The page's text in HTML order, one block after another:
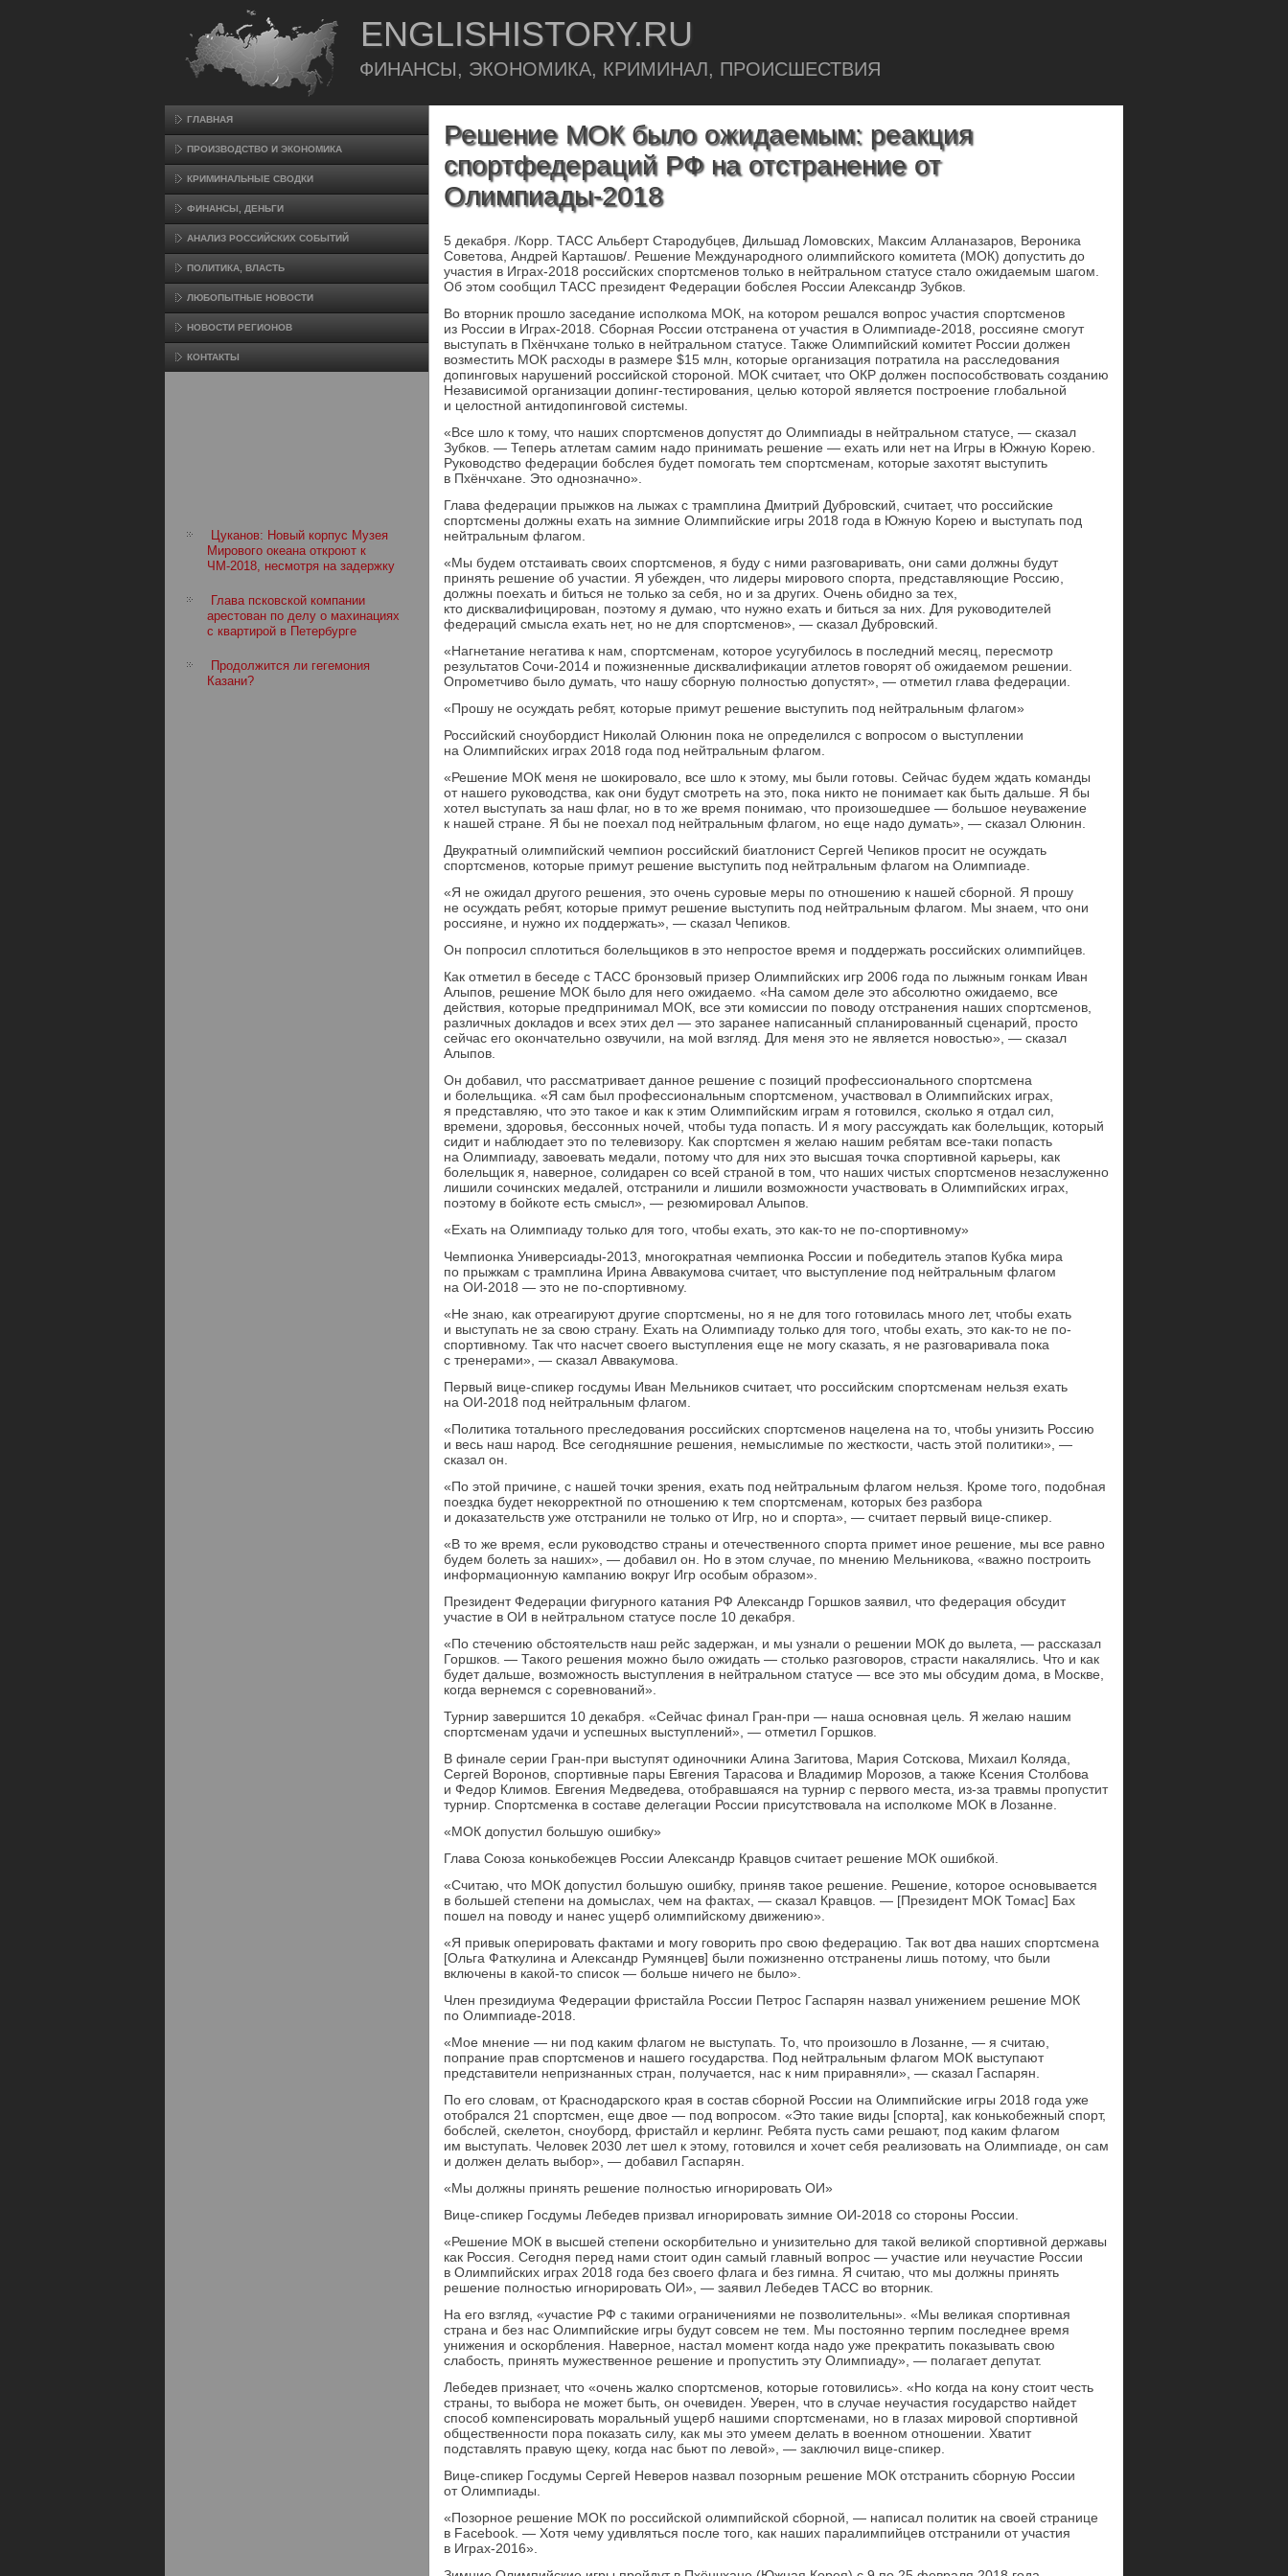
ENGLISHISTORY.RU
ФИНАНСЫ, ЭКОНОМИКА, КРИМИНАЛ, ПРОИСШЕСТВИЯ
ГЛАВНАЯ
ПРОИЗВΟДСТВО И ЭКОНОМИКА
КРИМИНАЛЬНЫЕ СВОДКИ
ФИНАНСЫ, ДЕНЬГИ
АНАЛИЗ РОССИЙСКИХ СОБЫТИЙ
ПОЛИТИКА, ВЛАСТЬ
ЛЮБОПЫТНЫЕ НОВОСТИ
НОВОСТИ РЕГИОНОВ
КОНТАКТЫ
Цуканов: Новый корпус Музея
Мирового океана откроют к
ЧМ-2018, несмотря на задержку
Глава псковской компании
арестован по делу о махинациях
с квартирой в Петербурге
Продолжится ли гегемония
Казани?
Решение МОК было ожидаемым: реакция
спортфедераций РФ на отстранение от
Олимпиады-2018
5 декабря. /Корр. ТАСС Альберт Стародубцев, Дильшад Ломовских, Максим Алланазаров, Вероника
Советова, Андрей Карташов/. Решение Международного олимпийского комитета (МОК) допустить до
участия в Играх-2018 российских спортсменов только в нейтральном статусе стало ожидаемым шагом.
Об этом сообщил ТАСС президент Федерации бобслея России Александр Зубков.
Во вторник прошло заседание исполкома МОК, на котором решался вопрос участия спортсменов
из России в Играх-2018. Сборная России отстранена от участия в Олимпиаде-2018, россияне смогут
выступать в Пхёнчхане только в нейтральном статусе. Также Олимпийский комитет России должен
возместить МОК расходы в размере $15 млн, которые организация потратила на расследования
допинговых нарушений российской стороной. МОК считает, что ОКР должен поспособствовать созданию
Независимой организации допинг-тестирования, целью которой является построение глобальной
и целостной антидопинговой системы.
«Все шло к тому, что наших спортсменов допустят до Олимпиады в нейтральном статусе, — сказал
Зубков. — Теперь атлетам самим надо принимать решение — ехать или нет на Игры в Южную Корею.
Руководство федерации бобслея будет помогать тем спортсменам, которые захотят выступить
в Пхёнчхане. Это однозначно».
Глава федерации прыжков на лыжах с трамплина Дмитрий Дубровский, считает, что российские
спортсмены должны ехать на зимние Олимпийские игры 2018 года в Южную Корею и выступать под
нейтральным флагом.
«Мы будем отстаивать своих спортсменов, я буду с ними разговаривать, они сами должны будут
принять решение об участии. Я убежден, что лидеры мирового спорта, представляющие Россию,
должны поехать и биться не только за себя, но и за других. Очень обидно за тех,
кто дисквалифицирован, поэтому я думаю, что нужно ехать и биться за них. Для руководителей
федераций смысла ехать нет, но не для спортсменов», — сказал Дубровский.
«Нагнетание негатива к нам, спортсменам, которое усугубилось в последний месяц, пересмотр
результатов Сочи-2014 и пожизненные дисквалификации атлетов говорят об ожидаемом решении.
Опрометчиво было думать, что нашу сборную полностью допустят», — отметил глава федерации.
«Прошу не осуждать ребят, которые примут решение выступить под нейтральным флагом»
Российский сноубордист Николай Олюнин пока не определился с вопросом о выступлении
на Олимпийских играх 2018 года под нейтральным флагом.
«Решение МОК меня не шокировало, все шло к этому, мы были готовы. Сейчас будем ждать команды
от нашего руководства, как они будут смотреть на это, пока никто не понимает как быть дальше. Я бы
хотел выступать за наш флаг, но в то же время понимаю, что произошедшее — большое неуважение
к нашей стране. Я бы не поехал под нейтральным флагом, но еще надо думать», — сказал Олюнин.
Двукратный олимпийский чемпион российский биатлонист Сергей Чепиков просит не осуждать
спортсменов, которые примут решение выступить под нейтральным флагом на Олимпиаде.
«Я не ожидал другого решения, это очень суровые меры по отношению к нашей сборной. Я прошу
не осуждать ребят, которые примут решение выступить под нейтральным флагом. Мы знаем, что они
россияне, и нужно их поддержать», — сказал Чепиков.
Он попросил сплотиться болельщиков в это непростое время и поддержать российских олимпийцев.
Как отметил в беседе с ТАСС бронзовый призер Олимпийских игр 2006 года по лыжным гонкам Иван
Алыпов, решение МОК было для него ожидаемо. «На самом деле это абсолютно ожидаемо, все
действия, которые предпринимал МОК, все эти комиссии по поводу отстранения наших спортсменов,
различных докладов и всех этих дел — это заранее написанный спланированный сценарий, просто
сейчас его окончательно озвучили, на мой взгляд. Для меня это не является новостью», — сказал
Алыпов.
Он добавил, что рассматривает данное решение с позиций профессионального спортсмена
и болельщика. «Я сам был профессиональным спортсменом, участвовал в Олимпийских играх,
я представляю, что это такое и как к этим Олимпийским играм я готовился, сколько я отдал сил,
времени, здоровья, бессонных ночей, чтобы туда попасть. И я могу рассуждать как болельщик, который
сидит и наблюдает это по телевизору. Как спортсмен я желаю нашим ребятам все-таки попасть
на Олимпиаду, завоевать медали, потому что для них это высшая точка спортивной карьеры, как
болельщик я, наверное, солидарен со всей страной в том, что наших чистых спортсменов незаслуженно
лишили сочинских медалей, отстранили и лишили возможности участвовать в Олимпийских играх,
поэтому в бойкоте есть смысл», — резюмировал Алыпов.
«Ехать на Олимпиаду только для того, чтобы ехать, это как-то не по-спортивному»
Чемпионка Универсиады-2013, многократная чемпионка России и победитель этапов Кубка мира
по прыжкам с трамплина Ирина Аввакумова считает, что выступление под нейтральным флагом
на ОИ-2018 — это не по-спортивному.
«Не знаю, как отреагируют другие спортсмены, но я не для того готовилась много лет, чтобы ехать
и выступать не за свою страну. Ехать на Олимпиаду только для того, чтобы ехать, это как-то не по-
спортивному. Так что насчет своего выступления еще не могу сказать, я не разговаривала пока
с тренерами», — сказал Аввакумова.
Первый вице-спикер госдумы Иван Мельников считает, что российским спортсменам нельзя ехать
на ОИ-2018 под нейтральным флагом.
«Политика тотального преследования российских спортсменов нацелена на то, чтобы унизить Россию
и весь наш народ. Все сегодняшние решения, немыслимые по жесткости, часть этой политики», —
сказал он.
«По этой причине, с нашей точки зрения, ехать под нейтральным флагом нельзя. Кроме того, подобная
поездка будет некорректной по отношению к тем спортсменам, которых без разбора
и доказательств уже отстранили не только от Игр, но и спорта», — считает первый вице-спикер.
«В то же время, если руководство страны и отечественного спорта примет иное решение, мы все равно
будем болеть за наших», — добавил он. Но в этом случае, по мнению Мельникова, «важно построить
информационную кампанию вокруг Игр особым образом».
Президент Федерации фигурного катания РФ Александр Горшков заявил, что федерация обсудит
участие в ОИ в нейтральном статусе после 10 декабря.
«По стечению обстоятельств наш рейс задержан, и мы узнали о решении МОК до вылета, — рассказал
Горшков. — Такого решения можно было ожидать — столько разговоров, страсти накалялись. Что и как
будет дальше, возможность выступления в нейтральном статусе — все это мы обсудим дома, в Москве,
когда вернемся с соревнований».
Турнир завершится 10 декабря. «Сейчас финал Гран-при — наша основная цель. Я желаю нашим
спортсменам удачи и успешных выступлений», — отметил Горшков.
В финале серии Гран-при выступят одиночники Алина Загитова, Мария Сотскова, Михаил Коляда,
Сергей Воронов, спортивные пары Евгения Тарасова и Владимир Морозов, а также Ксения Столбова
и Федор Климов. Евгения Медведева, отобравшаяся на турнир с первого места, из-за травмы пропустит
турнир. Спортсменка в составе делегации России присутствовала на исполкоме МОК в Лозанне.
«МОК допустил большую ошибку»
Глава Союза конькобежцев России Александр Кравцов считает решение МОК ошибкой.
«Считаю, что МОК допустил большую ошибку, приняв такое решение. Решение, которое основывается
в большей степени на домыслах, чем на фактах, — сказал Кравцов. — [Президент МОК Томас] Бах
пошел на поводу и нанес ущерб олимпийскому движению».
«Я привык оперировать фактами и могу говорить про свою федерацию. Так вот два наших спортсмена
[Ольга Фаткулина и Александр Румянцев] были пожизненно отстранены лишь потому, что были
включены в какой-то список — больше ничего не было».
Член президиума Федерации фристайла России Петрос Гаспарян назвал унижением решение МОК
по Олимпиаде-2018.
«Мое мнение — ни под каким флагом не выступать. То, что произошло в Лозанне, — я считаю,
попрание прав спортсменов и нашего государства. Под нейтральным флагом МОК выступают
представители непризнанных стран, получается, нас к ним приравняли», — сказал Гаспарян.
По его словам, от Краснодарского края в состав сборной России на Олимпийские игры 2018 года уже
отобрался 21 спортсмен, еще двое — под вопросом. «Это такие виды [спорта], как конькобежный спорт,
бобслей, скелетон, сноуборд, фристайл и керлинг. Ребята пусть сами решают, под каким флагом
им выступать. Человек 2030 лет шел к этому, готовился и хочет себя реализовать на Олимпиаде, он сам
и должен делать выбор», — добавил Гаспарян.
«Мы должны принять решение полностью игнорировать ОИ»
Вице-спикер Госдумы Лебедев призвал игнорировать зимние ОИ-2018 со стороны России.
«Решение МОК в высшей степени оскорбительно и унизительно для такой великой спортивной державы
как Россия. Сегодня перед нами стоит один самый главный вопрос — участие или неучастие России
в Олимпийских играх 2018 года без своего флага и без гимна. Я считаю, что мы должны принять
решение полностью игнорировать ОИ», — заявил Лебедев ТАСС во вторник.
На его взгляд, «участие РФ с такими ограничениями не позволительны». «Мы великая спортивная
страна и без нас Олимпийские игры будут совсем не тем. Мы постоянно терпим последнее время
унижения и оскорбления. Наверное, настал момент когда надо уже прекратить показывать свою
слабость, принять мужественное решение и пропустить эту Олимпиаду», — полагает депутат.
Лебедев признает, что «очень жалко спортсменов, которые готовились». «Но когда на кону стоит честь
страны, то выбора не может быть, он очевиден. Уверен, что в случае неучастия государство найдет
способ компенсировать моральный ущерб нашими спортсменами, но в глазах мировой спортивной
общественности пора показать силу, как мы это умеем делать в военном отношении. Хватит
подставлять правую щеку, когда нас бьют по левой», — заключил вице-спикер.
Вице-спикер Госдумы Сергей Неверов назвал позорным решение МОК отстранить сборную России
от Олимпиады.
«Позорное решение МОК по российской олимпийской сборной, — написал политик на своей странице
в Facebook. — Хотя чему удивляться после того, как наших паралимпийцев отстранили от участия
в Играх-2016».